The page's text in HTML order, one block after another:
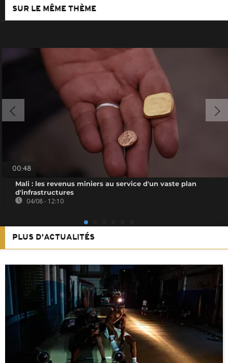
SUR LE MÊME THÈME
00:48
Mali : les revenus miniers au service d'un vaste plan
d'infrastructures
04/08 - 12:10
PLUS D'ACTUALITÉS